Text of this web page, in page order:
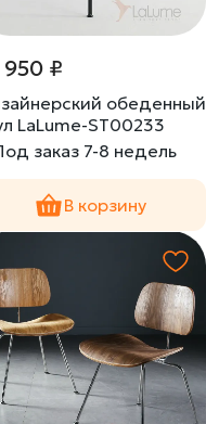
950 ₽
обеденный
LaLume-ST00233
заказ 7-8 недель
В корзину